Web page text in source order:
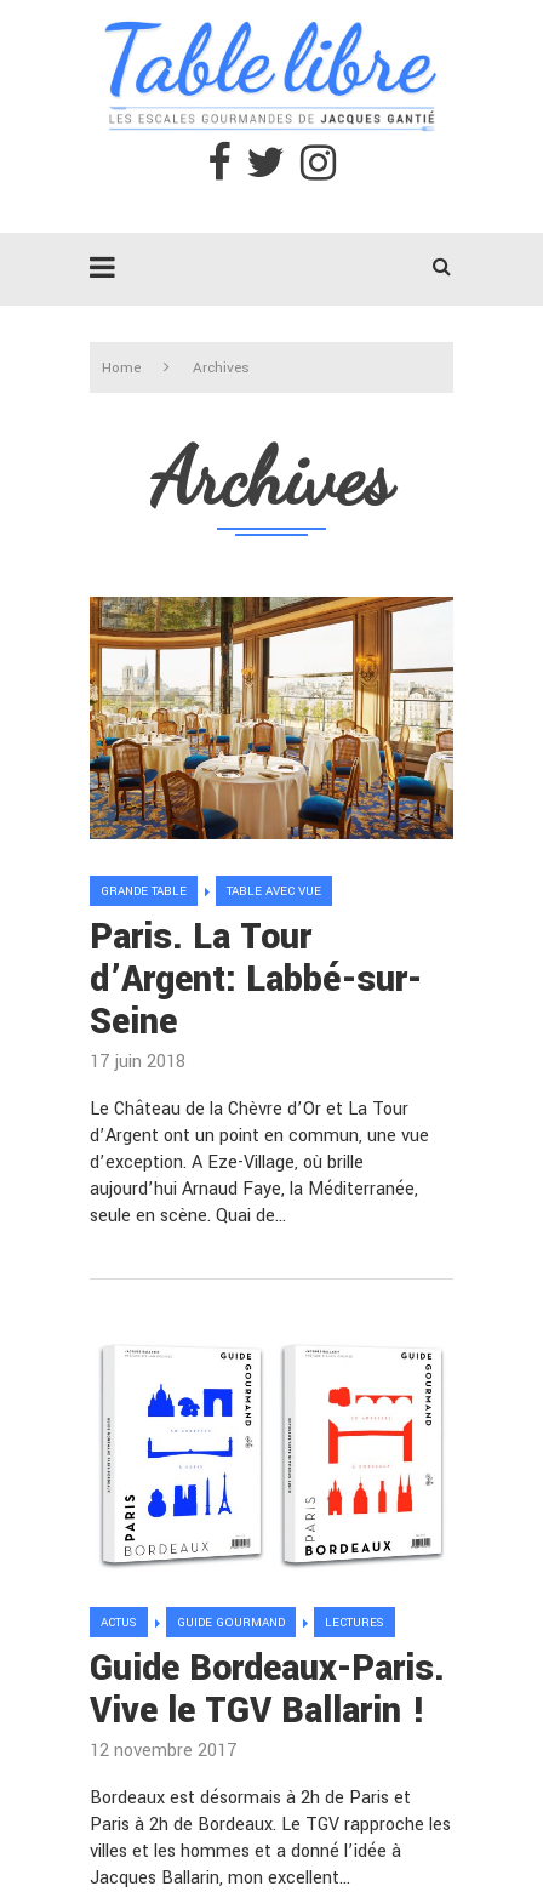
Home Archives
Archives
GRANDE TABLE TABLE AVEC VUE
Paris. La Tour
d’Argent: Labbé-sur-
Seine
17 juin 2018
Le Château de la Chèvre d’Or et La Tour
d’Argent ont un point en commun, une vue
d’exception. A Eze-Village, où brille
aujourd’hui Arnaud Faye, la Méditerranée,
seule en scène. Quai de…
ACTUS GUIDE GOURMAND LECTURES
Guide Bordeaux-Paris.
Vive le TGV Ballarin !
12 novembre 2017
Bordeaux est désormais à 2h de Paris et
Paris à 2h de Bordeaux. Le TGV rapproche les
villes et les hommes et a donné l’idée à
Jacques Ballarin, mon excellent…